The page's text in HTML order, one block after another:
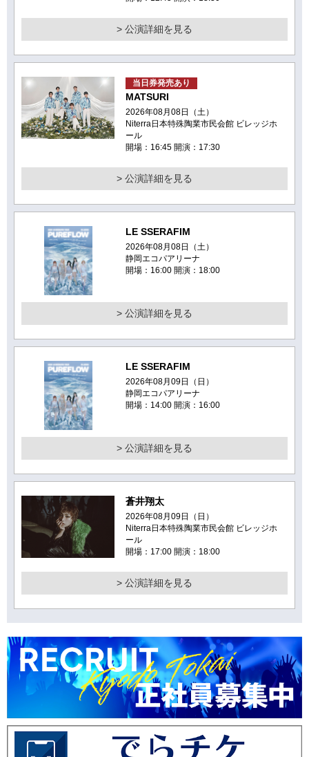
> 公演詳細を見る
当日券発売あり
MATSURI
2026年08月08日（土）
Niterra日本特殊陶業市民会館 ビレッジホ
ール
開場：16:45 開演：17:30
> 公演詳細を見る
LE SSERAFIM
2026年08月08日（土）
静岡エコパアリーナ
開場：16:00 開演：18:00
> 公演詳細を見る
LE SSERAFIM
2026年08月09日（日）
静岡エコパアリーナ
開場：14:00 開演：16:00
> 公演詳細を見る
蒼井翔太
2026年08月09日（日）
Niterra日本特殊陶業市民会館 ビレッジホ
ール
開場：17:00 開演：18:00
> 公演詳細を見る